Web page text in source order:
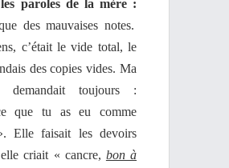
paroles de la mère :
des mauvaises notes.
c’était le vide total, le
des copies vides. Ma
demandait toujours :
que tu as eu comme
Elle faisait les devoirs
criait « cancre, bon à